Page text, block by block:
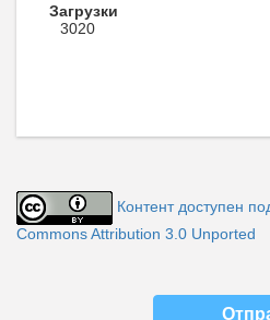
Загрузки
3020
Контент доступен
Commons Attribution 3.0 Unported